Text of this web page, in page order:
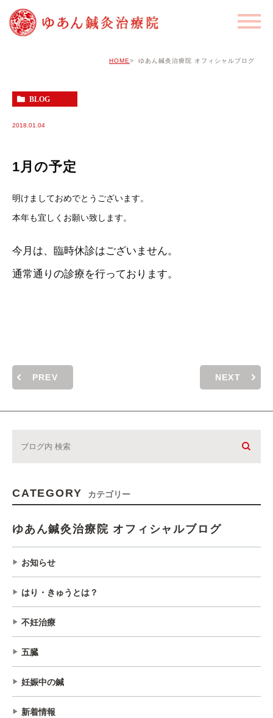
HOME ゆあん鍼灸治療院 オフィシャルブログ
BLOG
2018.01.04
1月の予定
明けましておめでとうございます。
本年も宜しくお願い致します。
今月は、臨時休診はございません。
通常通りの診療を行っております。
PREV NEXT
CATEGORY カテゴリー
ゆあん鍼灸治療院 オフィシャルブログ
お知らせ
はり・きゅうとは？
不妊治療
五臓
妊娠中の鍼
新着情報